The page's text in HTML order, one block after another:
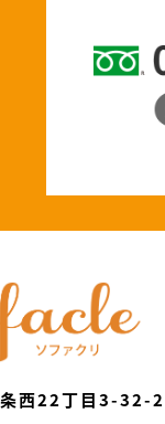
西22丁目3-32-